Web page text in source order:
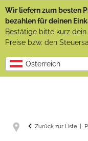
Wir liefern zum besten
bezahlen für deinen
Bestätige bitte kurz
Preise bzw. den
Österreich
Zurück zur Liste